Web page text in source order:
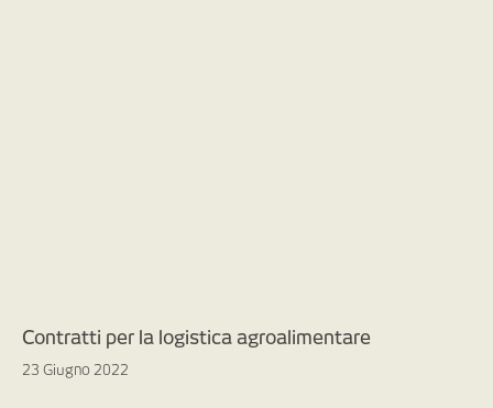
Contratti per la logistica agroalimentare
23 Giugno 2022